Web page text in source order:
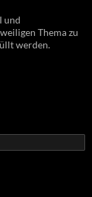
und
Thema zu
werden.